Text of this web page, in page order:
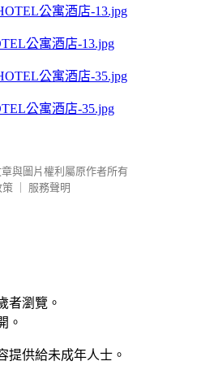
公寓酒店-13.jpg
公寓酒店-35.jpg
與圖片權利屬原作者所有
策
服務聲明
者瀏覽。
。
提供給未成年人士。